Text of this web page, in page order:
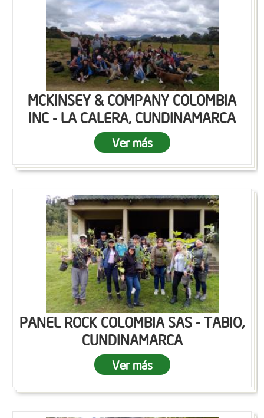
MCKINSEY & COMPANY COLOMBIA
INC - LA CALERA, CUNDINAMARCA
Ver más
PANEL ROCK COLOMBIA SAS - TABIO,
CUNDINAMARCA
Ver más